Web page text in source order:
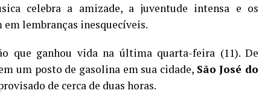
celebra a amizade, a juventude intensa e os
lembranças inesquecíveis.
que ganhou vida na última quarta-feira (11). De
um posto de gasolina em sua cidade, São José do
de cerca de duas horas.